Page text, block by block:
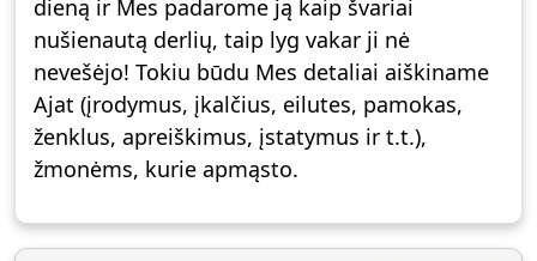
dieną ir Mes padarome ją kaip švariai
nušienautą derlių, taip lyg vakar ji nė
nevešėjo! Tokiu būdu Mes detaliai aiškiname
Ajat (įrodymus, įkalčius, eilutes, pamokas,
ženklus, apreiškimus, įstatymus ir t.t.),
žmonėms, kurie apmąsto.